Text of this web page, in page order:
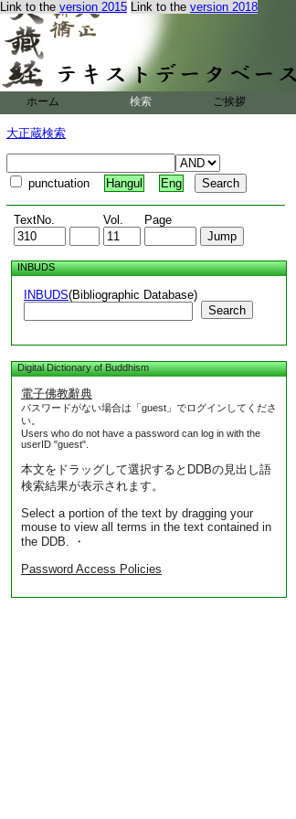
Link to the version 2015 Link to the version 2018
ホーム 検索 ご挨拶
大正蔵検索
punctuation Hangul Eng
TextNo. Vol. Page
INBUDS
INBUDS(Bibliographic Database)
Search
Digital Dictionary of Buddhism
電子佛教辭典
パスワードがない場合は「guest」でログインしてくださ
い。
Users who do not have a password can log in with the
userID "guest".
本文をドラッグして選択するとDDBの見出し語
検索結果が表示されます。
Select a portion of the text by dragging your
mouse to view all terms in the text contained in
the DDB. ・
Password Access Policies